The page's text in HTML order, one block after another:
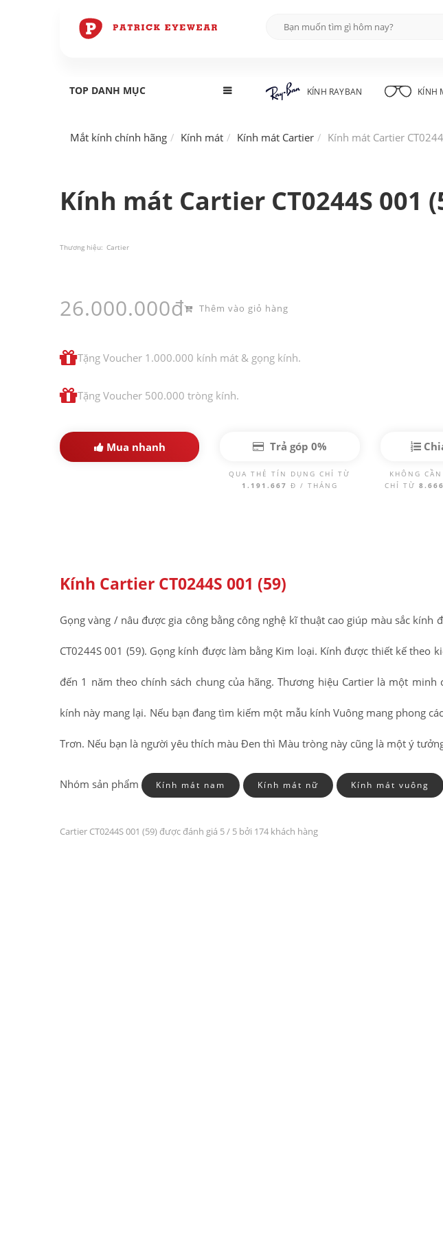
TOP DANH MỤC KÍNH RAYBAN KÍNH
Mắt kính chính hãng Kính mát Kính mát Cartier Kính mát Cartier
Kính mát Cartier CT0244S 001
Thương hiệu: Cartier
26.000.000đ Thêm vào giỏ hàng
Tặng Voucher 1.000.000 kính mát & gọng kính.
Tặng Voucher 500.000 tròng kính.
Mua nhanh Trả góp 0%
QUA THẺ TÍN DỤNG CHỈ TỪ
1.191.667 Đ / THÁNG
KHÔNG
CHỈ TỪ
Kính Cartier CT0244S 001 (59)
Gọng vàng / nâu được gia công bằng công nghệ kĩ thuật cao giúp màu sắc kính
CT0244S 001 (59). Gọng kính được làm bằng Kim loại. Kính được thiết kế theo
đến 1 năm theo chính sách chung của hãng. Thương hiệu Cartier là một
kính này mang lại. Nếu bạn đang tìm kiếm một mẫu kính Vuông mang phong
Trơn. Nếu bạn là người yêu thích màu Đen thì Màu tròng này cũng là một ý
Nhóm sản phẩm Kính mát nam Kính mát nữ Kính mát vuông
Cartier CT0244S 001 (59) được đánh giá 5/ 5 bởi 174 khách hàng